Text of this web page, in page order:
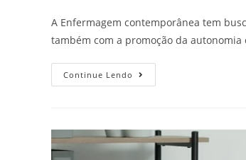
A Enfermagem contemporânea tem
também com a promoção da
Continue Lendo